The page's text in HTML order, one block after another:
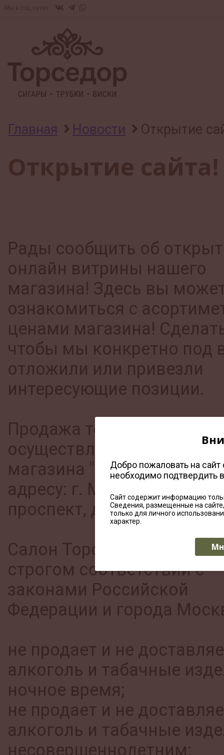
Главная Новости Открытие
Открытие сайта!
Рады сообщить об
онлайн витрины нашего
магазина! Здесь вы
ознакомиться с
ценами магазина!
чтобы мы конкретно под
отложили или привезли
интересующие позиции.
Продажа товаров
осуществляется на
магазина "Салон
адресу: г. Москва,
проспект, д.35!
Салон Торседор работает
строгом соответствии с
законами Российской
Федерации и города
не продает и не
алкоголь и табачные
ночное время;
не продает и не
алкоголь и табачные
несовершеннолетним;
Добро пожаловать на
необходимо подтвердить
Сайт содержит информацию
Сведения, размещенные на
только для личного
характер.